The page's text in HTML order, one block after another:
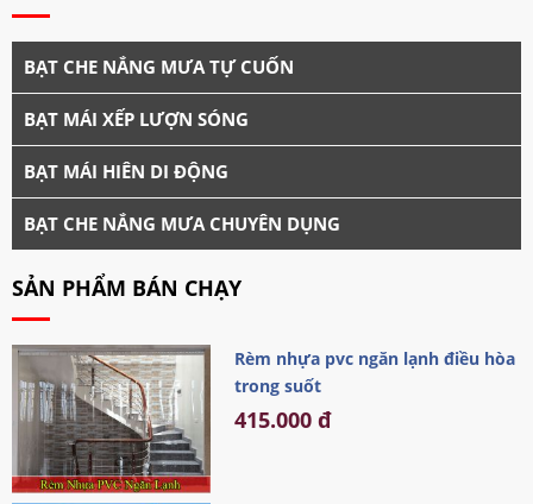
BẠT CHE NẮNG MƯA TỰ CUỐN
BẠT MÁI XẾP LƯỢN SÓNG
BẠT MÁI HIÊN DI ĐỘNG
BẠT CHE NẮNG MƯA CHUYÊN DỤNG
SẢN PHẨM BÁN CHẠY
Rèm nhựa pvc ngăn lạnh điều hòa
trong suốt
415.000 đ